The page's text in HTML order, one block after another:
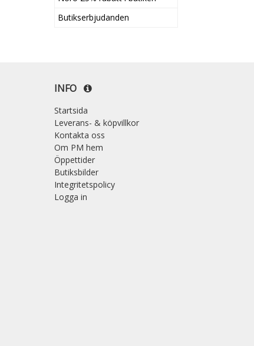
Butikserbjudanden
INFO
Startsida
Leverans- & köpvillkor
Kontakta oss
Om PM hem
Öppettider
Butiksbilder
Integritetspolicy
Logga in